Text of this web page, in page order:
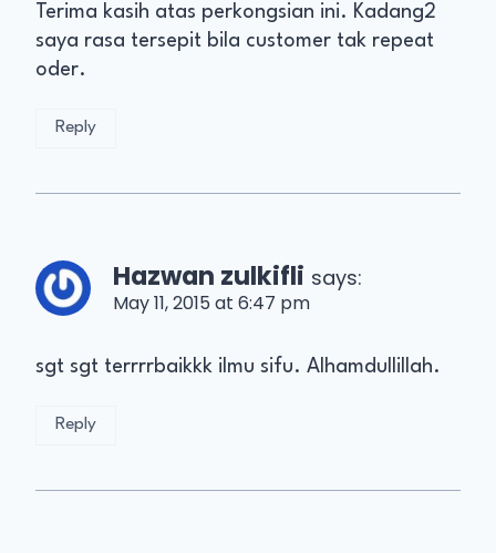
Terima kasih atas perkongsian ini. Kadang2
saya rasa tersepit bila customer tak repeat
oder.
Reply
Hazwan zulkifli says:
May 11, 2015 at 6:47 pm
sgt sgt terrrrbaikkk ilmu sifu. Alhamdullillah.
Reply